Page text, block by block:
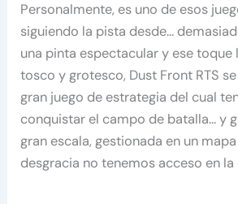
Personalmente, es uno de esos
siguiendo la pista desde…
una pinta espectacular y ese toque
tosco y grotesco, Dust Front RTS
gran juego de estrategia del cual
conquistar el campo de batalla… y
gran escala, gestionada en un
desgracia no tenemos acceso en la